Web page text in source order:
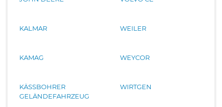
KALMAR
KAMAG
KÄSSBOHRER
GELÄNDEFAHRZEUG
WEILER
WEYCOR
WIRTGEN